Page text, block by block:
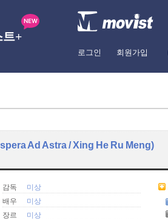
트+
로그인 회원가입
Ad Astra / Xing He Ru Meng)
감독
미상
배우
미상
장르
미상